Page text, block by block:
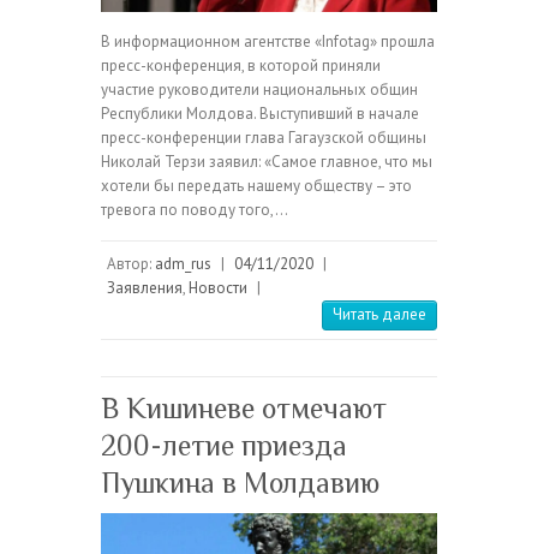
В информационном агентстве «Infotag» прошла
пресс-конференция, в которой приняли
участие руководители национальных общин
Республики Молдова. Выступивший в начале
пресс-конференции глава Гагаузской общины
Николай Терзи заявил: «Самое главное, что мы
хотели бы передать нашему обществу – это
тревога по поводу того,…
Автор: adm_rus | 04/11/2020 |
Заявления, Новости |
Читать далее
В Кишиневе отмечают
200-летие приезда
Пушкина в Молдавию